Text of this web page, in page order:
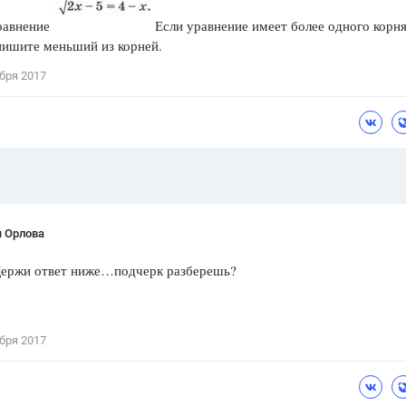
Если уравнение имеет более одного
меньший из корней.
2017
Орлова
ответ ниже…подчерк разберешь?
2017